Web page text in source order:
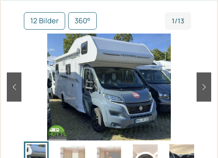
12 Bilder 360° 1/13
zurück